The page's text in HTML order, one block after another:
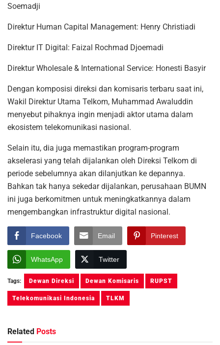
Soemadji
Direktur Human Capital Management: Henry Christiadi
Direktur IT Digital: Faizal Rochmad Djoemadi
Direktur Wholesale & International Service: Honesti Basyir
Dengan komposisi direksi dan komisaris terbaru saat ini,
Wakil Direktur Utama Telkom, Muhammad Awaluddin
menyebut pihaknya ingin menjadi aktor utama dalam
ekosistem telekomunikasi nasional.
Selain itu, dia juga memastikan program-program
akselerasi yang telah dijalankan oleh Direksi Telkom di
periode sebelumnya akan dilanjutkan ke depannya.
Bahkan tak hanya sekedar dijalankan, perusahaan BUMN
ini juga berkomitmen untuk meningkatkannya dalam
mengembangkan infrastruktur digital nasional.
Facebook Email Pinterest
WhatsApp Twitter
Tags: Dewan Direksi Dewan Komisaris RUPST
Telekomunikasi Indonesia TLKM
Related Posts